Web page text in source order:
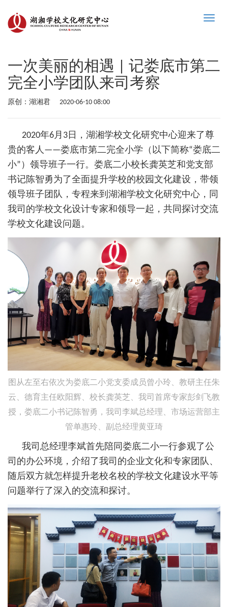
Toggle
一次美丽的相遇 | 记娄底市第二
完全小学团队来司考察
原创：湖湘君 2020-06-10 08:00
2020年6月3日，湖湘学校文化研究中心迎来了尊
贵的客人——娄底市第二完全小学（以下简称“娄底二
小”）领导班子一行。娄底二小校长龚英芝和党支部
书记陈智勇为了全面提升学校的校园文化建设，带领
领导班子团队，专程来到湖湘学校文化研究中心，同
我司的学校文化设计专家和领导一起，共同探讨交流
学校文化建设问题。
图从左至右依次为娄底二小党支委成员曾小玲、教研主任朱
云、德育主任欧阳辉、校长龚英芝、我司首席专家彭剑飞教
授，娄底二小书记陈智勇，我司李斌总经理、市场运营部主
管单惠玲、副总经理黄亚琦
我司总经理李斌首先陪同娄底二小一行参观了公
司的办公环境，介绍了我司的企业文化和专家团队、
随后双方就怎样提升老校名校的学校文化建设水平等
问题举行了深入的交流和探讨。